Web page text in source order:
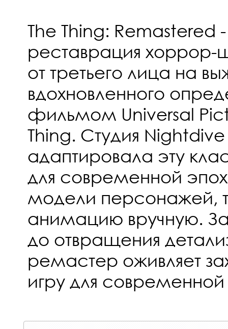
The Thing: Remastered
реставрация хоррор-
от третьего лица на
вдохновленного
фильмом Universal
Thing. Студия
адаптировала эту
для современной
модели персонажей,
анимацию вручную.
до отвращения
ремастер оживляет
игру для